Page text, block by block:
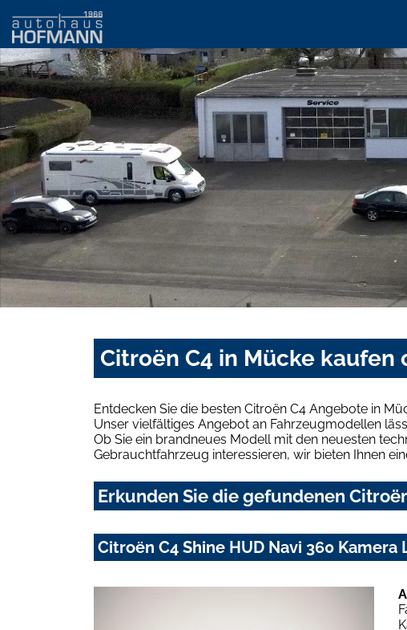
Citroën C4 in Mücke kaufen
Entdecken Sie die besten Citroën C4 Angebote in
Unser vielfältiges Angebot an Fahrzeugmodellen
Ob Sie ein brandneues Modell mit den neuesten
Gebrauchtfahrzeug interessieren, wir bieten Ihnen
Erkunden Sie die gefundenen
Citroën C4 Shine HUD Navi 360 Kamera